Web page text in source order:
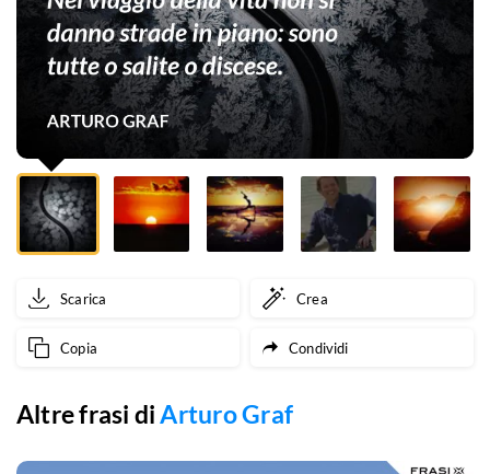
strade
piano:
sono
tutte
o
salite
o
Scarica Crea
Copia Condividi
Altre frasi diArturo Graf